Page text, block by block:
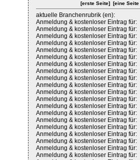
[erste Seite] [eine
aktuelle Branchenrubrik (en):
Anmeldung & kostenloser Eintrag für:
Anmeldung & kostenloser Eintrag für:
Anmeldung & kostenloser Eintrag für:
Anmeldung & kostenloser Eintrag für:
Anmeldung & kostenloser Eintrag für:
Anmeldung & kostenloser Eintrag für:
Anmeldung & kostenloser Eintrag für:
Anmeldung & kostenloser Eintrag für:
Anmeldung & kostenloser Eintrag für:
Anmeldung & kostenloser Eintrag für:
Anmeldung & kostenloser Eintrag für:
Anmeldung & kostenloser Eintrag für:
Anmeldung & kostenloser Eintrag für:
Anmeldung & kostenloser Eintrag für:
Anmeldung & kostenloser Eintrag für:
Anmeldung & kostenloser Eintrag für:
Anmeldung & kostenloser Eintrag für:
Anmeldung & kostenloser Eintrag für:
Anmeldung & kostenloser Eintrag für:
Anmeldung & kostenloser Eintrag für: